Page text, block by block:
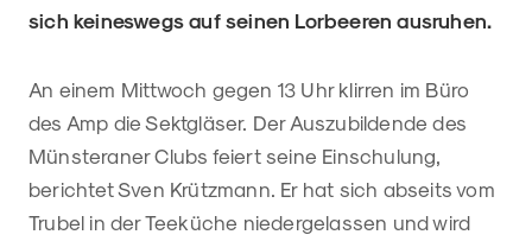
sich keineswegs auf seinen Lorbeeren ausruhen.
An einem Mittwoch gegen 13 Uhr klirren im Büro
des Amp die Sektgläser. Der Auszubildende des
Münsteraner Clubs feiert seine Einschulung,
berichtet Sven Krützmann. Er hat sich abseits vom
Trubel in der Teeküche niedergelassen und wird